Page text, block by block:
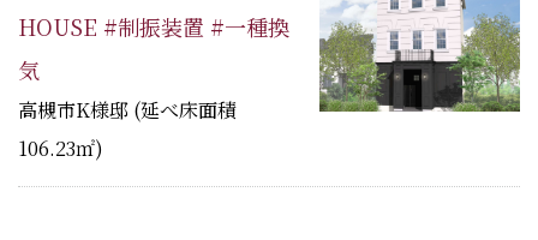
HOUSE #制振装置 #一種換
気
高槻市K様邸 (延べ床面積
106.23㎡)